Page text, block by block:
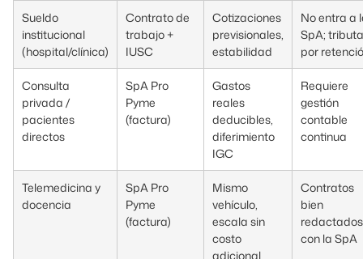
Sueldo
institucional
(hospital/clínica)
Contrato de
trabajo +
IUSC
Cotizaciones
previsionales,
estabilidad
No entra a
SpA; tributa
por
Consulta
privada /
pacientes
directos
SpA Pro
Pyme
(factura)
Gastos
reales
deducibles,
diferimiento
IGC
Requiere
gestión
contable
continua
Telemedicina y
docencia
SpA Pro
Pyme
(factura)
Mismo
vehículo,
escala sin
costo
adicional
Contratos
bien
redactados
con la SpA